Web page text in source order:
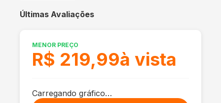
Últimas Avaliações
MENOR PREÇO
R$ 219,99à vista
Carregando gráfico…